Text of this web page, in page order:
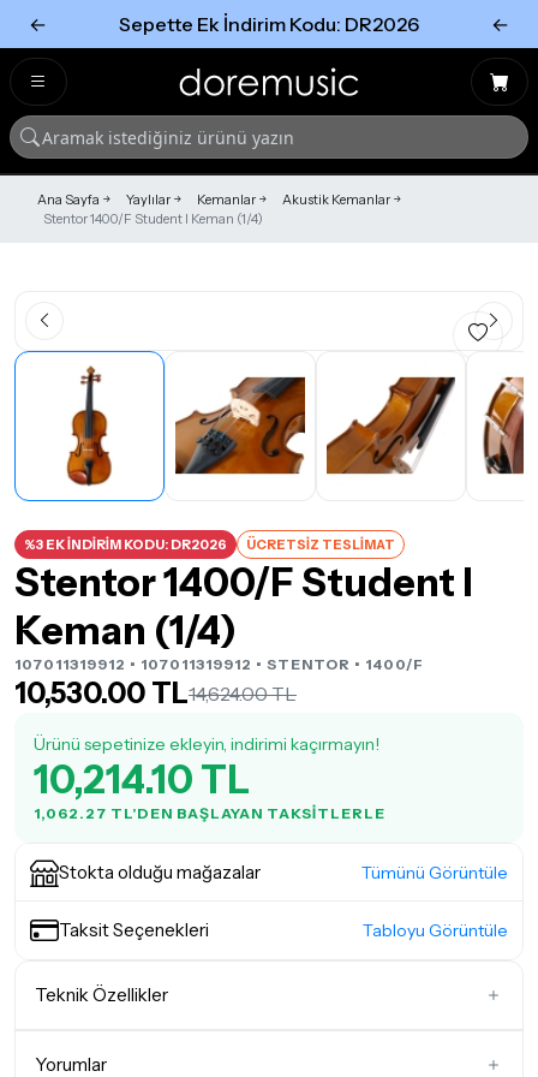
← Sepette Ek İndirim Kodu: DR2026 ←
Ana Sayfa Yaylılar Kemanlar
Akustik Kemanlar
Stentor 1400/F Student I Keman (1/4)
%3 EK İNDİRİM KODU: DR2026 ÜCRETSİZ TESLİMAT
Stentor 1400/F Student I
Keman (1/4)
107011319912 • 107011319912 • STENTOR • 1400/F
10,530.00 TL14,624.00 TL
Ürünü sepetinize ekleyin, indirimi kaçırmayın!
10,214.10 TL
1,062.27 TL'DEN BAŞLAYAN TAKSITLERLE
Stokta olduğu mağazalar Tümünü Görüntüle
Taksit Seçenekleri Tabloyu Görüntüle
Teknik Özellikler
Yorumlar
Tümünü Gör
Tümünü gör